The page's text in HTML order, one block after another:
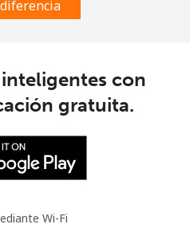
con
gratuita.
Wi-Fi